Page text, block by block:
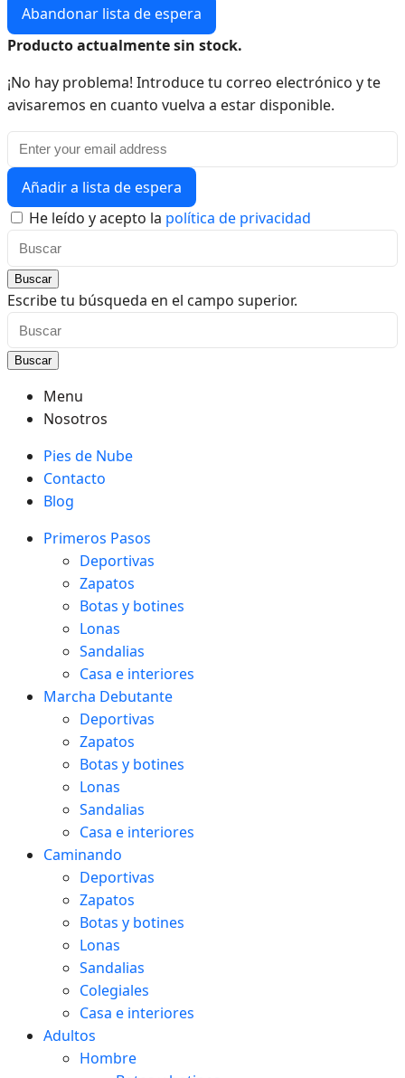
Abandonar lista de espera
Producto actualmente sin stock.
¡No hay problema! Introduce tu correo electrónico y te
avisaremos en cuanto vuelva a estar disponible.
Añadir a lista de espera
He leído y acepto la política de privacidad
Buscar
Escribe tu búsqueda en el campo superior.
Buscar
Menu
Nosotros
Pies de Nube
Contacto
Blog
Primeros Pasos
Deportivas
Zapatos
Botas y botines
Lonas
Sandalias
Casa e interiores
Marcha Debutante
Deportivas
Zapatos
Botas y botines
Lonas
Sandalias
Casa e interiores
Caminando
Deportivas
Zapatos
Botas y botines
Lonas
Sandalias
Colegiales
Casa e interiores
Adultos
Hombre